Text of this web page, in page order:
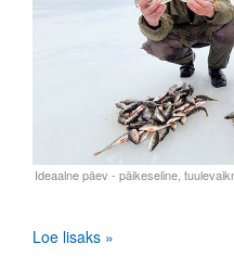
Loe lisaks »